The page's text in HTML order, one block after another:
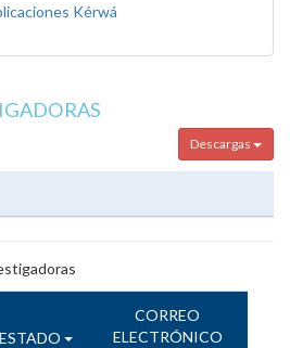
Kérwá
Descargas
ESTADO
CORREO
ELECTRÓNICO